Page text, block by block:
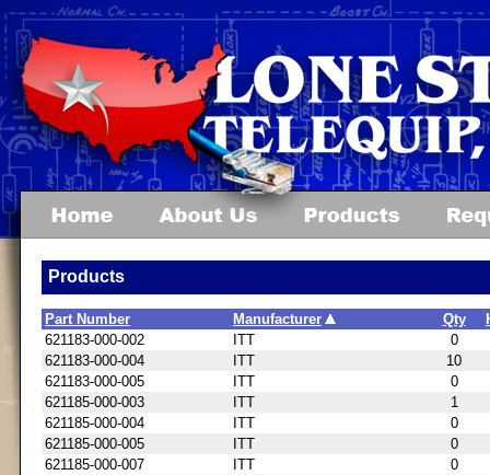
Products
Part Number Manufacturer Qty
621183-000-002
ITT
0
621183-000-004
ITT
10
621183-000-005
ITT
0
621185-000-003
ITT
1
621185-000-004
ITT
0
621185-000-005
ITT
0
621185-000-007
ITT
0